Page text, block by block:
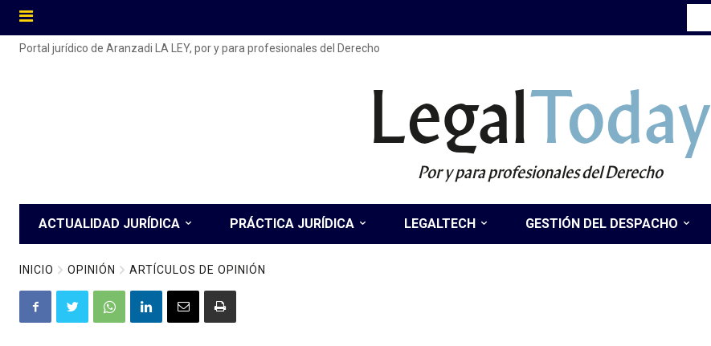
Portal jurídico de Aranzadi LA LEY, por y para profesionales del Derecho
LegalToday
Por y para profesionales del Derecho
ACTUALIDAD JURÍDICA PRÁCTICA JURÍDICA LEGALTECH GESTIÓN DEL DESPACHO
INICIO OPINIÓN ARTÍCULOS DE OPINIÓN